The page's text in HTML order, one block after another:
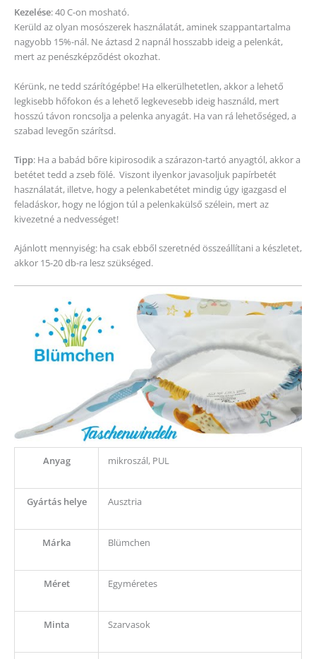
Kezelése: 40 C-on mosható.
Kerüld az olyan mosószerek használatát, aminek szappantartalma
nagyobb 15%-nál. Ne áztasd 2 napnál hosszabb ideig a pelenkát,
mert az penészképződést okozhat.
Kérünk, ne tedd szárítógépbe! Ha elkerülhetetlen, akkor a lehető
legkisebb hőfokon és a lehető legkevesebb ideig használd, mert
hosszú távon roncsolja a pelenka anyagát. Ha van rá lehetőséged, a
szabad levegőn szárítsd.
Tipp: Ha a babád bőre kipirosodik a szárazon-tartó anyagtól, akkor a
betétet tedd a zseb fölé. Viszont ilyenkor javasoljuk papírbetét
használatát, illetve, hogy a pelenkabetétet mindig úgy igazgasd el
feladáskor, hogy ne lógjon túl a pelenkakülső szélein, mert az
kivezetné a nedvességet!
Ajánlott mennyiség: ha csak ebből szeretnéd összeállítani a készletet,
akkor 15-20 db-ra lesz szükséged.
Anyag mikroszál, PUL
Gyártás helye Ausztria
Márka Blümchen
Méret Egyméretes
Minta Szarvasok